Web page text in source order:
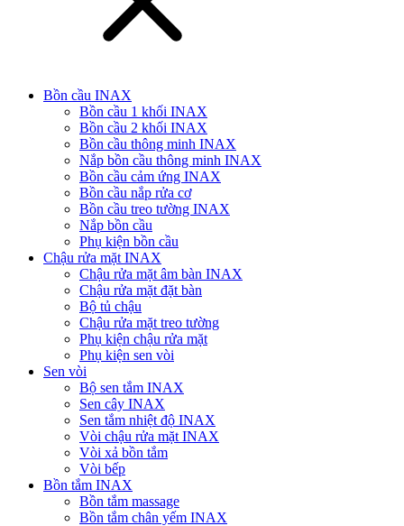
Bồn cầu INAX
Bồn cầu 1 khối INAX
Bồn cầu 2 khối INAX
Bồn cầu thông minh INAX
Nắp bồn cầu thông minh INAX
Bồn cầu cảm ứng INAX
Bồn cầu nắp rửa cơ
Bồn cầu treo tường INAX
Nắp bồn cầu
Phụ kiện bồn cầu
Chậu rửa mặt INAX
Chậu rửa mặt âm bàn INAX
Chậu rửa mặt đặt bàn
Bộ tủ chậu
Chậu rửa mặt treo tường
Phụ kiện chậu rửa mặt
Phụ kiện sen vòi
Sen vòi
Bộ sen tắm INAX
Sen cây INAX
Sen tắm nhiệt độ INAX
Vòi chậu rửa mặt INAX
Vòi xả bồn tắm
Vòi bếp
Bồn tắm INAX
Bồn tắm massage
Bồn tắm chân yếm INAX